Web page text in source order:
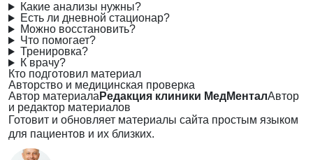
Какие анализы нужны?
Есть ли дневной стационар?
Можно восстановить?
Что помогает?
Тренировка?
К врачу?
Кто подготовил материал
Авторство и медицинская проверка
Автор материала Редакция клиники МедМенталАвтор
и редактор материалов
Готовит и обновляет материалы сайта простым языком
для пациентов и их близких.